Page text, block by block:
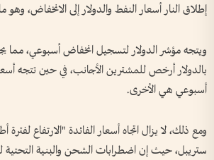
إطلاق النار ​أسعار النفط والدولار إلى الانخفاض، ⁠وهو
ويتجه مؤشر الدولار لتسجيل انخفاض أسبوعي، مما
بالدولار أرخص للمشترين الأجانب، في حين تتجه
أسبوعي ⁠هي الأخرى.
ومع ذلك، ⁠لا يزال اتجاه أسعار الفائدة "الارتفاع
ستريبل، حيث إن اضطرابات الشحن والبنية التحتية